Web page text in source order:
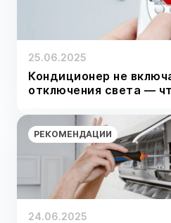
25.06.2025
Кондиционер не
отключения света —
РЕКОМЕНДАЦИИ
24.06.2025